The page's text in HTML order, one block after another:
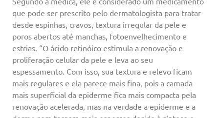
que pode ser prescrito pelo dermatologista para tratar
desde espinhas, cravos, textura irregular da pele e
poros abertos até manchas, fotoenvelhecimento e
estrias. “O ácido retinóico estimula a renovação e
proliferação celular da pele e leva ao seu
espessamento. Com isso, sua textura e relevo ficam
mais regulares e ela parece mais fina, pois a camada
mais superficial da epiderme fica mais compacta pela
renovação acelerada, mas na verdade a epiderme e a